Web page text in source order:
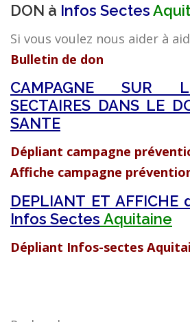
ACTUALITÉS
DON à Infos Sectes
Si vous voulez nous aider à
Bulletin de don
CAMPAGNE SUR
SECTAIRES DANS LE
SANTE
Dépliant campagne
Affiche campagne
DEPLIANT ET AFFICHE
Infos Sectes Aquitaine
Dépliant Infos-sectes